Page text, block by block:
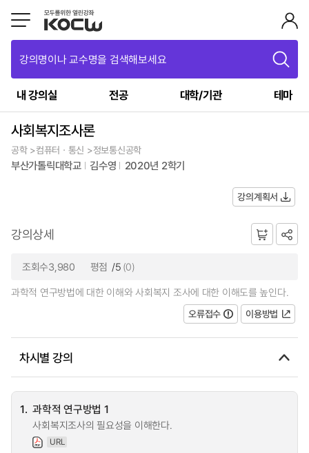
강의명이나 교수명을 검색해보세요
내 강의실 전공 대학/기관 테마
사회복지조사론
공학 >컴퓨터ㆍ통신 >정보통신공학
부산가톨릭대학교 김수영 2020년 2학기
강의계획서
강의상세
조회수3,980 평점 /5 (0)
과학적 연구방법에 대한 이해와 사회복지 조사에 대한 이해도를 높인다.
오류접수
이용방법
차시별 강의
1. 과학적 연구방법 1
사회복지조사의 필요성을 이해한다.
URL